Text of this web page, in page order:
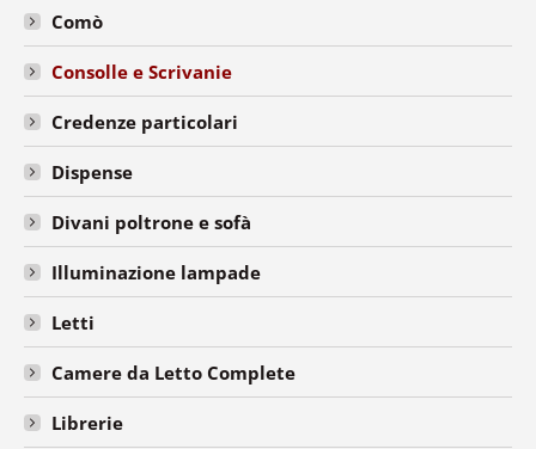
Comò
Consolle e Scrivanie
Credenze particolari
Dispense
Divani poltrone e sofà
Illuminazione lampade
Letti
Camere da Letto Complete
Librerie